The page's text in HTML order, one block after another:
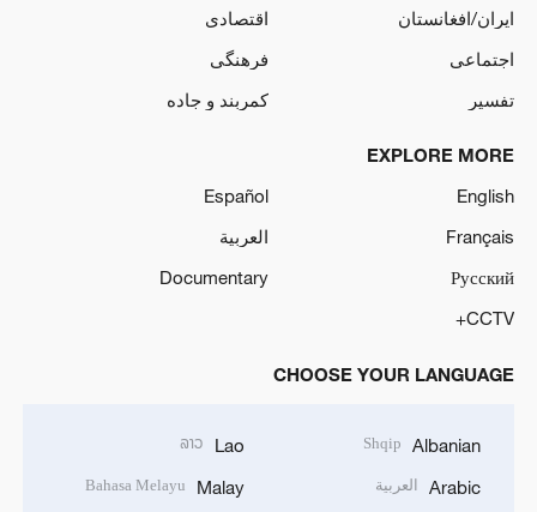
ایران/افغانستان
اقتصادی
اجتماعی
فرهنگی
تفسیر
کمربند و جاده
EXPLORE MORE
English
Español
Français
العربية
Русский
Documentary
CCTV+
CHOOSE YOUR LANGUAGE
Albanian
Shqip
Arabic العربية
Lao
ລາວ
Malay
Bahasa Melayu